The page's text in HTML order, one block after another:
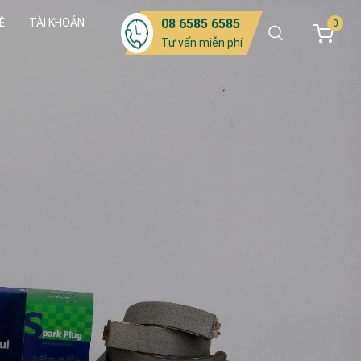
TÀI KHOẢN 08 6585 6585
Tư vấn miễn phí
0